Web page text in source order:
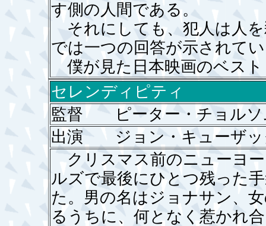
す側の人間である。
それにしても、犯人は人
では一つの回答が示されて
僕が見た日本映画のベス
セレンディピティ
監督 ピーター・チョルソ
出演 ジョン・キューザ
クリスマス前のニューヨ
ルズで最後にひとつ残った
た。男の名はジョナサン、
るうちに、何となく惹かれ